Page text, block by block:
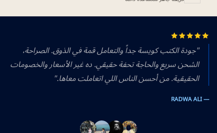
"جودة الكتب كويسة جداً والتعامل قمة في الذوق. الصراحة،
الشحن سريع والحاجة تحفة حقيقي. ده غير الأسعار والخصومات
الحقيقية. من أحسن الناس اللي اتعاملت معاها."
— RADWA ALI